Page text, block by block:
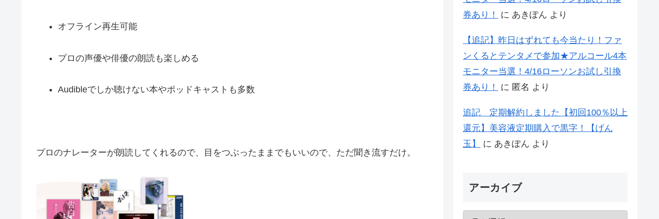
オフライン再生可能
プロの声優や俳優の朗読も楽しめる
Audibleでしか聴けない本やポッドキャストも多数
プロのナレーターが朗読してくれるので、目をつぶったままでもいいので、ただ聞き流すだけ。
券あり！
に あきぽん より
【追記】昨日はずれても今当たり！ファ
ンくるとテンタメで参加★アルコール4本
モニター当選！4/16ローソンお試し引換
券あり！
に 匿名 より
追記 定期解約しました【初回100％以上
還元】美容液定期購入で黒字！【げん
玉】
に あきぽん より
アーカイブ